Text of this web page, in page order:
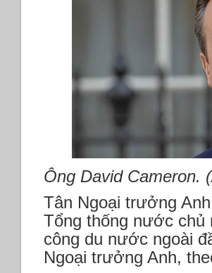
Ông David Cameron.
Tân Ngoại trưởng
Tổng thống nước chủ
công du nước ngoài
Ngoại trưởng Anh,